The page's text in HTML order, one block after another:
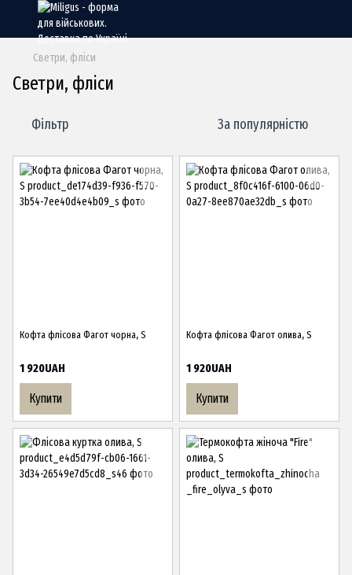
Светри, фліси
Светри, фліси
Фільтр За популярністю
Кофта флісова Фагот чорна, S
1 920UAH
Купити
Кофта флісова Фагот олива, S
1 920UAH
Купити